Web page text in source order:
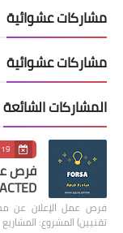
مشاركات عشوائية
مشاركات عشوائية
المشاركات الشائعة
19 مايو 2022
فرص
ACTED شمال سوريا
فرص عمل الإعلان عن
تقنيين) المشروع: